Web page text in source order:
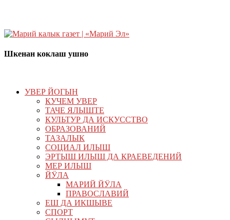
Шкенан коклаш ушно
УВЕР ЙОГЫН
КУЧЕМ УВЕР
ТАЧЕ ЯЛЫШТЕ
КУЛЬТУР ДА ИСКУССТВО
ОБРАЗОВАНИЙ
ТАЗАЛЫК
СОЦИАЛ ИЛЫШ
ЭРТЫШ ИЛЫШ ДА КРАЕВЕДЕНИЙ
МЕР ИЛЫШ
ЙӰЛА
МАРИЙ ЙӰЛА
ПРАВОСЛАВИЙ
ЕШ ДА ИКШЫВЕ
СПОРТ